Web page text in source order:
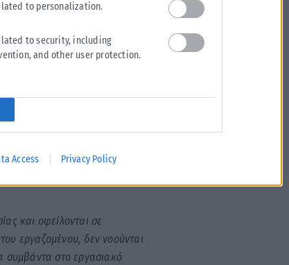
to personalization.
to security, including
and other user protection.
Access Privacy Policy
προϋπάρχουσας
για εργασία ή/και τον
του παθόντος, εφόσον το
με την εργασία άμεσα ή
των Σωμάτων Ασφαλείας
όταν το ατύχημα
στο άρθρ. 2 παρ. 2
και οφείλονται σε
εργαζομένου, δεν νοούνται
συμβάντα στο εργασιακό